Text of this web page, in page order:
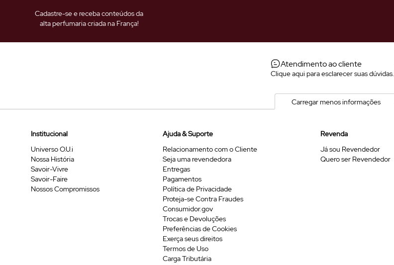
Cadastre-se e receba conteúdos da
alta perfumaria criada na França!
Atendimento ao cliente
Clique aqui para esclarecer suas dúvidas.
Carregar menos informações
Institucional
Universo O.U.i
Nossa História
Savoir-Vivre
Savoir-Faire
Nossos Compromissos
Ajuda & Suporte
Relacionamento com o Cliente
Seja uma revendedora
Entregas
Pagamentos
Política de Privacidade
Proteja-se Contra Fraudes
Consumidor.gov
Trocas e Devoluções
Preferências de Cookies
Exerça seus direitos
Termos de Uso
Carga Tributária
Revenda
Já sou Revendedor
Quero ser Revendedor